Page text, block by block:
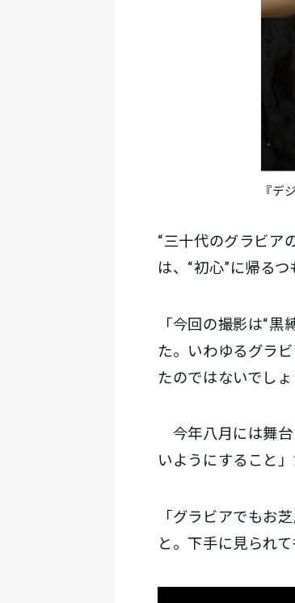
『デ
“三十代のグラビア
は、“初心”に帰る
「今回の撮影は“
た。いわゆるグラ
たのではないでしょ
今年八月には舞台
いようにすること」
「グラビアでもお
と。下手に見られ